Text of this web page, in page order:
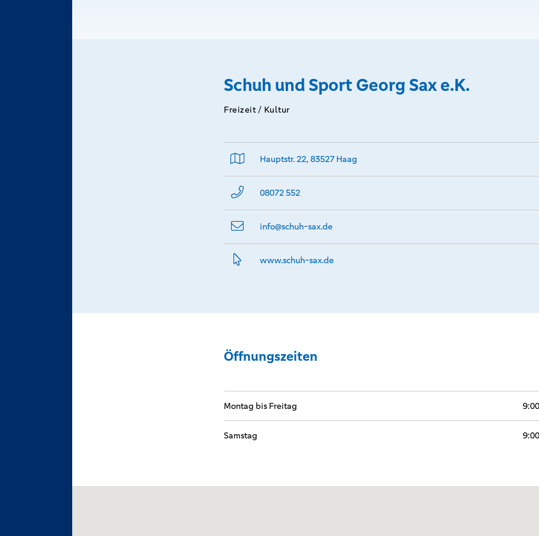
Schuh und Sport Georg Sax e.K.
Freizeit / Kultur
Hauptstr. 22, 83527 Haag
08072 552
info@­schuh-sax.de
www.­schuh-sax.­de
Öffnungszeiten
Montag bis Freitag
Samstag